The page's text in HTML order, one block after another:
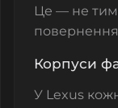
Це — не
повернення
Корпуси
У Lexus